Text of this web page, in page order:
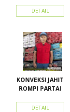
DETAIL
KONVEKSI JAHIT
ROMPI PARTAI
DETAIL